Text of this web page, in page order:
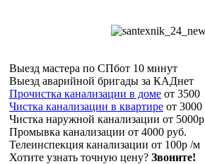
Выезд мастера по СПбот 10 минут
Выезд аварийной бригады за КАДнет
Прочистка канализации в доме от 3500
Чистка канализации в квартире от 3000
Чистка наружной канализации от 5000р
Промывка канализации от 4000 руб.
Телеинспекция канализации от 100р /м
Хотите узнать точную цену? Звоните!